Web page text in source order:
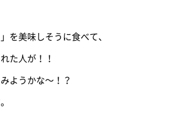
を美味しそうに食べて、
た人が！！
ようかな～！？